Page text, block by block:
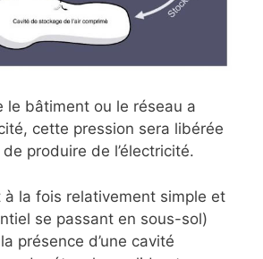
le bâtiment ou le réseau a
cette pression sera libérée
produire de l’électricité.
à la fois relativement simple et
se passant en sous-sol)
présence d’une cavité